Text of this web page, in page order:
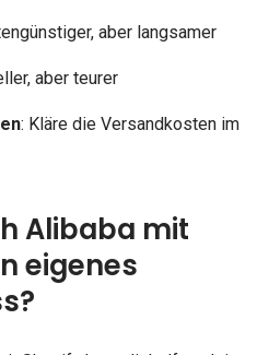
aber langsamer
aber teurer
: Kläre die Versandkosten im
Alibaba mit
eigenes